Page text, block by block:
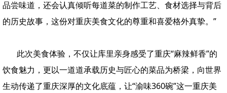
品尝味道，还会认真倾听每道菜的制作工艺、食材选择与背后
的历史故事，这份对重庆美食文化的尊重和喜爱格外真挚。”
此次美食体验，不仅让库里亲身感受了重庆“麻辣鲜香”的
饮食魅力，更以一道道承载历史与匠心的菜品为桥梁，向世界
生动传递了重庆深厚的文化底蕴，让“渝味360碗”这一重庆美